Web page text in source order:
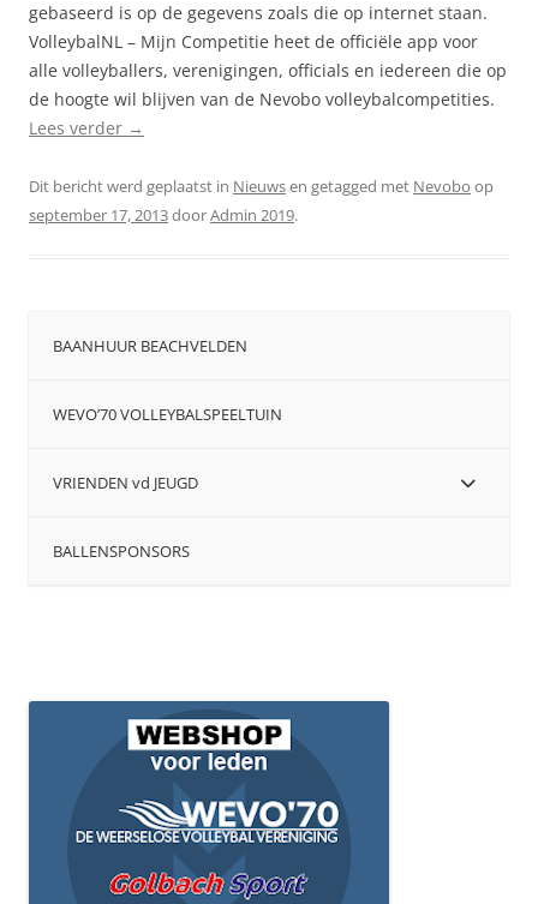
gebaseerd is op de gegevens zoals die op internet staan.
VolleybalNL – Mijn Competitie heet de officiële app voor
alle volleyballers, verenigingen, officials en iedereen die op
de hoogte wil blijven van de Nevobo volleybalcompetities.
Lees verder →
Dit bericht werd geplaatst in Nieuwsen getagged met Nevobo op
september 17, 2013doorAdmin 2019.
BAANHUUR BEACHVELDEN
WEVO’70 VOLLEYBALSPEELTUIN
VRIENDEN vd JEUGD
BALLENSPONSORS